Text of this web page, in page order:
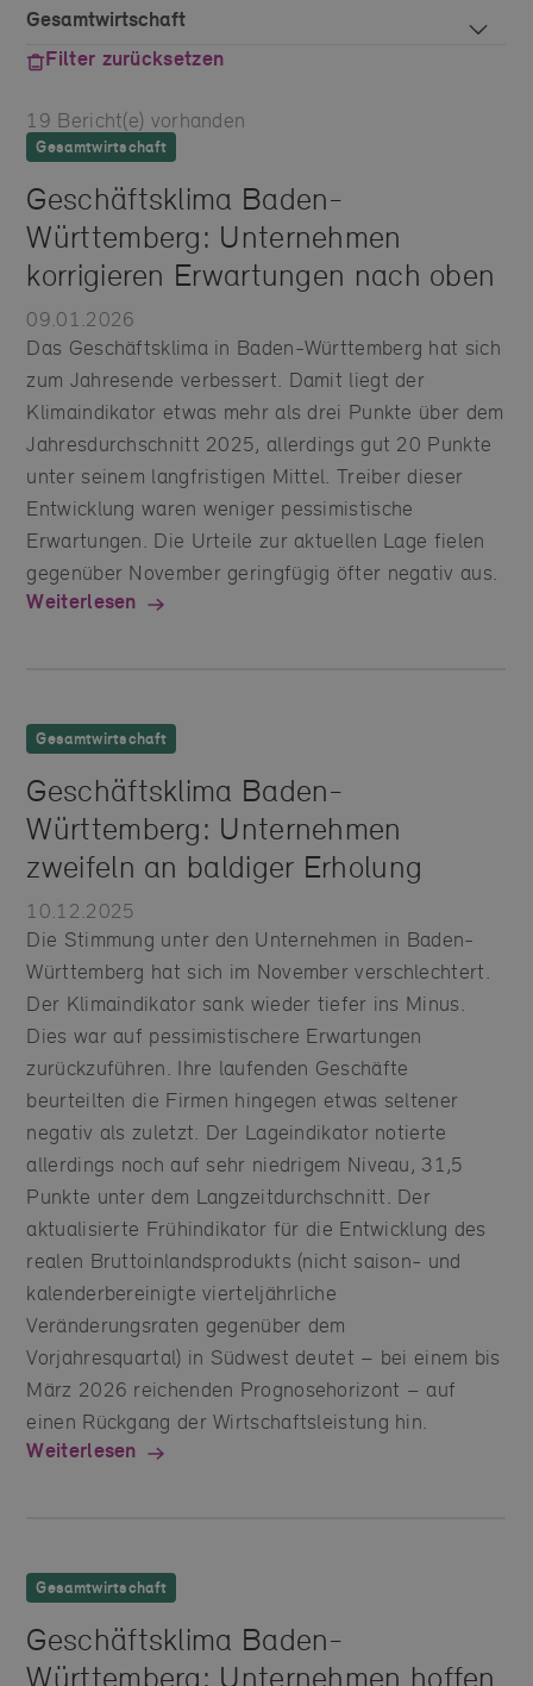
Filter zurücksetzen
19 Bericht(e) vorhanden
Gesamtwirtschaft
Geschäftsklima Baden-
Württemberg: Unternehmen
korrigieren Erwartungen nach oben
09.01.2026
Das Geschäftsklima in Baden-Württemberg hat sich
zum Jahresende verbessert. Damit liegt der
Klimaindikator etwas mehr als drei Punkte über dem
Jahresdurchschnitt 2025, allerdings gut 20 Punkte
unter seinem langfristigen Mittel. Treiber dieser
Entwicklung waren weniger pessimistische
Erwartungen. Die Urteile zur aktuellen Lage fielen
gegenüber November geringfügig öfter negativ aus.
Weiterlesen
Gesamtwirtschaft
Geschäftsklima Baden-
Württemberg: Unternehmen
zweifeln an baldiger Erholung
10.12.2025
Die Stimmung unter den Unternehmen in Baden-
Württemberg hat sich im November verschlechtert.
Der Klimaindikator sank wieder tiefer ins Minus.
Dies war auf pessimistischere Erwartungen
zurückzuführen. Ihre laufenden Geschäfte
beurteilten die Firmen hingegen etwas seltener
negativ als zuletzt. Der Lageindikator notierte
allerdings noch auf sehr niedrigem Niveau, 31,5
Punkte unter dem Langzeitdurchschnitt. Der
aktualisierte Frühindikator für die Entwicklung des
realen Bruttoinlandsprodukts (nicht saison- und
kalenderbereinigte vierteljährliche
Veränderungsraten gegenüber dem
Vorjahresquartal) in Südwest deutet – bei einem bis
März 2026 reichenden Prognosehorizont – auf
einen Rückgang der Wirtschaftsleistung hin.
Weiterlesen
Gesamtwirtschaft
Geschäftsklima Baden-
Württemberg: Unternehmen hoffen